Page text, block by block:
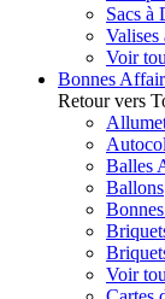
Sacs à
Valises
Voir
Bonnes
Retour vers
Balles
Ballons
Voir